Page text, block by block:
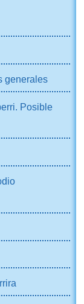
generales
Posible